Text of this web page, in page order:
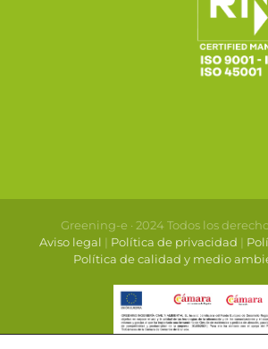
Greening-e · 2024 Todos los
Aviso legal | Política de privacidad |
Política de calidad y medio